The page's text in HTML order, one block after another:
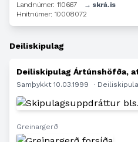
Landnúmer: 110667
→ skrá.is
Hnitnúmer: 10008072
Deiliskipulag
Deiliskipulag Ártúnshöfða,
Samþykkt 10.03.1999 ·
Greinargerð